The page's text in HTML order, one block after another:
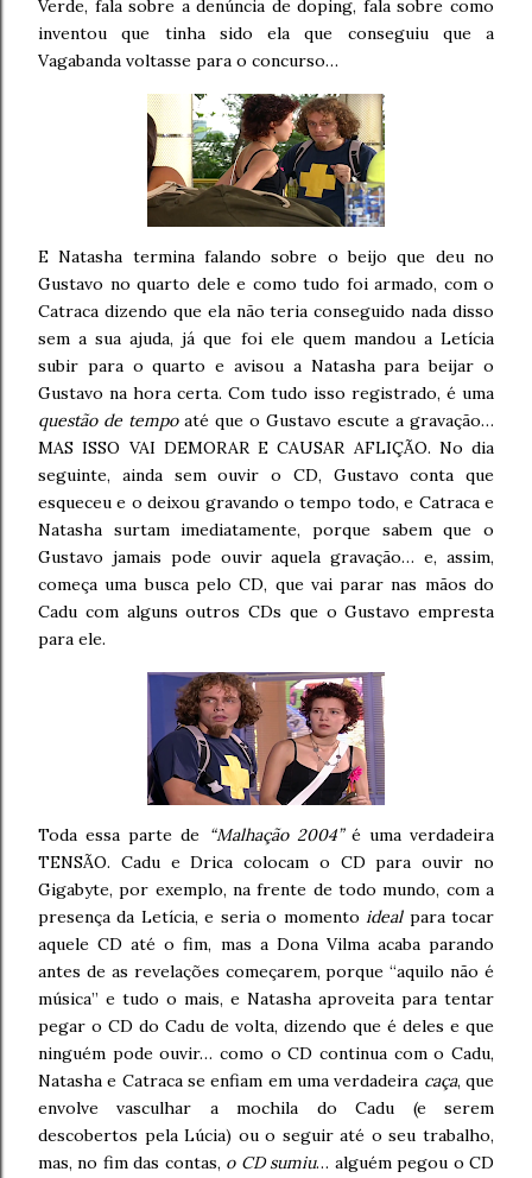
Verde, fala sobre a denúncia de doping, fala sobre como
inventou que tinha sido ela que conseguiu que a
Vagabanda voltasse para o concurso…
E Natasha termina falando sobre o beijo que deu no
Gustavo no quarto dele e como tudo foi armado, com o
Catraca dizendo que ela não teria conseguido nada disso
sem a sua ajuda, já que foi ele quem mandou a Letícia
subir para o quarto e avisou a Natasha para beijar o
Gustavo na hora certa. Com tudo isso registrado, é uma
questão de tempoaté que o Gustavo escute a gravação…
MAS ISSO VAI DEMORAR E CAUSAR AFLIÇÃO. No dia
seguinte, ainda sem ouvir o CD, Gustavo conta que
esqueceu e o deixou gravando o tempo todo, e Catraca e
Natasha surtam imediatamente, porque sabem que o
Gustavo jamais pode ouvir aquela gravação… e, assim,
começa uma busca pelo CD, que vai parar nas mãos do
Cadu com alguns outros CDs que o Gustavo empresta
para ele.
Toda essa parte de “Malhação 2004”é uma verdadeira
TENSÃO. Cadu e Drica colocam o CD para ouvir no
Gigabyte, por exemplo, na frente de todo mundo, com a
presença da Letícia, e seria o momentoidealpara tocar
aquele CD até o fim, mas a Dona Vilma acaba parando
antes de as revelações começarem, porque “aquilo não é
música” e tudo o mais, e Natasha aproveita para tentar
pegar o CD do Cadu de volta, dizendo que é deles e que
ninguém pode ouvir… como o CD continua com o Cadu,
Natasha e Catraca se enfiam em uma verdadeira caça, que
envolve vasculhar a mochila do Cadu (e serem
descobertos pela Lúcia) ou o seguir até o seu trabalho,
mas, no fim das contas, o CD sumiu… alguém pegou o CD